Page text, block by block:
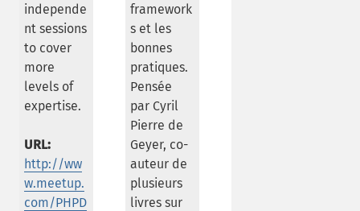
independe
nt sessions
to cover
more
levels of
expertise.
URL:
http://ww
w.meetup.
com/PHPD
framework
s et les
bonnes
pratiques.
Pensée
par Cyril
Pierre de
Geyer, co-
auteur de
plusieurs
livres sur